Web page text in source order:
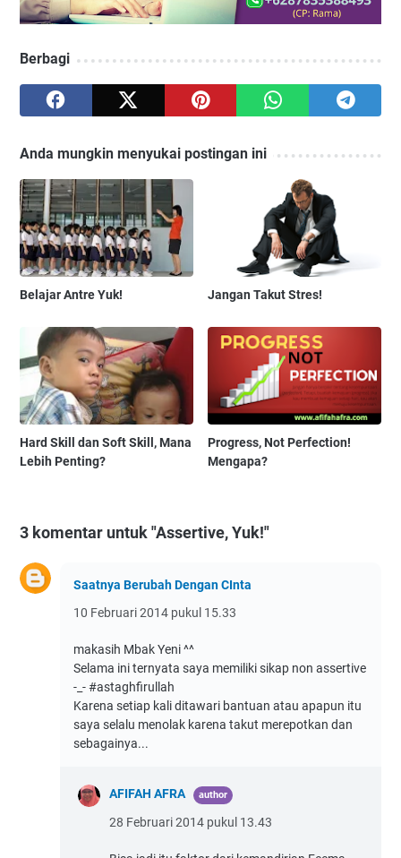
Berbagi
Anda mungkin menyukai postingan ini
Belajar Antre Yuk! Jangan Takut Stres!
Hard Skill dan Soft Skill, Mana
Lebih Penting?
Progress, Not Perfection!
Mengapa?
3 komentar untuk "Assertive, Yuk!"
Saatnya Berubah Dengan CInta
10 Februari 2014 pukul 15.33
makasih Mbak Yeni ^^
Selama ini ternyata saya memiliki sikap non assertive
-_- #astaghfirullah
Karena setiap kali ditawari bantuan atau apapun itu
saya selalu menolak karena takut merepotkan dan
sebagainya...
AFIFAH AFRA
28 Februari 2014 pukul 13.43